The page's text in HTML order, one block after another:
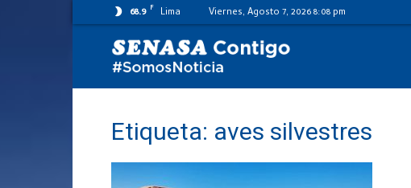
68.9 F Lima Viernes, Agosto 7, 2026 8:08 pm
al
Etiqueta: aves silvestres